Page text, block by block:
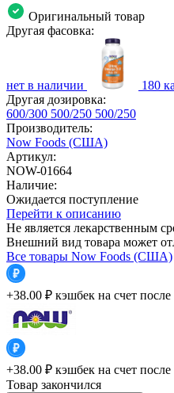
Оригинальный товар
Другая фасовка:
нет в наличии 180
Другая дозировка:
600/300 500/250 500/250
Производитель:
Now Foods (США)
Артикул:
NOW-01664
Наличие:
Ожидается поступление
Перейти к описанию
Не является лекарственным
Внешний вид товара может
Все товары Now Foods (США)
+38.00 ₽ кэшбек на счет после
+38.00 ₽ кэшбек на счет после
Товар закончился